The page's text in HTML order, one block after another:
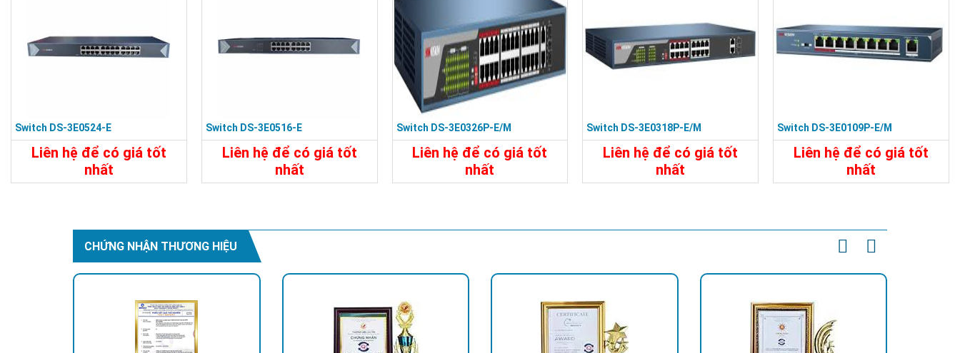
Switch DS-3E0524-E
Liên hệ để có giá tốt
nhất
7.480.000đ
Switch DS-3E0516-E
Liên hệ để có giá tốt
nhất
5.450.000đ
Switch DS-3E0326P-E/M
Liên hệ để có giá tốt
nhất
11.930.000đ
Switch DS-3E0318P-E/M
Liên hệ để có giá tốt
nhất
9.200.000đ
Switch DS-3E0109P-E/M
Liên hệ để có giá tốt
nhất
3.570.000đ
CHỨNG NHẬN THƯƠNG HIỆU